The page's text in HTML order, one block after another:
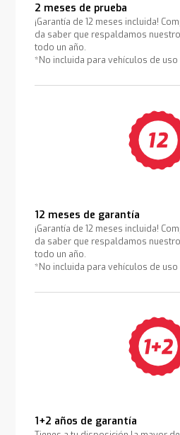
2 meses de prueba
¡Garantía de 12 meses incluida!
da saber que respaldamos
todo un año.
*No incluida para vehículos de
12 meses de garantía
¡Garantía de 12 meses incluida!
da saber que respaldamos
todo un año.
*No incluida para vehículos de
1+2 años de garantía